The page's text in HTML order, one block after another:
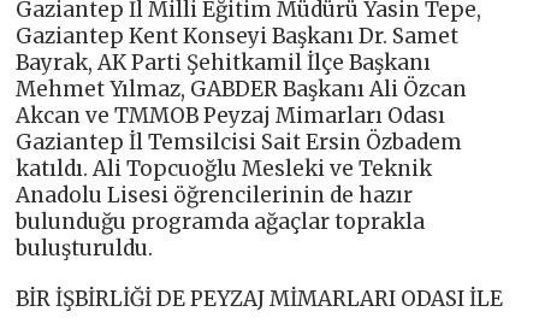
Gaziantep İl Milli Eğitim Müdürü Yasin Tepe,
Gaziantep Kent Konseyi Başkanı Dr. Samet
Bayrak, AK Parti Şehitkamil İlçe Başkanı
Mehmet Yılmaz, GABDER Başkanı Ali Özcan
Akcan ve TMMOB Peyzaj Mimarları Odası
Gaziantep İl Temsilcisi Sait Ersin Özbadem
katıldı. Ali Topcuoğlu Mesleki ve Teknik
Anadolu Lisesi öğrencilerinin de hazır
bulunduğu programda ağaçlar toprakla
buluşturuldu.
BİR İŞBİRLİĞİ DE PEYZAJ MİMARLARI ODASI İLE